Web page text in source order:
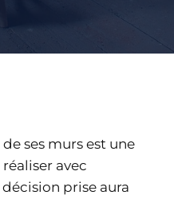
ses murs est une
avec
prise aura